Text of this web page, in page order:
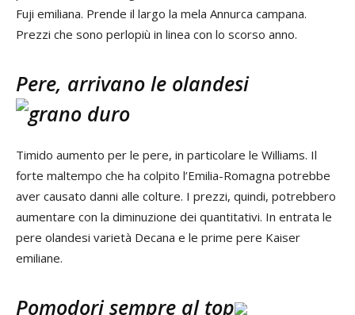
Fuji emiliana. Prende il largo la mela Annurca campana.
Prezzi che sono perlopiù in linea con lo scorso anno.
Pere, arrivano le olandesi
Timido aumento per le pere, in particolare le Williams. Il
forte maltempo che ha colpito l’Emilia-Romagna potrebbe
aver causato danni alle colture. I prezzi, quindi, potrebbero
aumentare con la diminuzione dei quantitativi. In entrata le
pere olandesi varietà Decana e le prime pere Kaiser
emiliane.
Pomodori sempre al top